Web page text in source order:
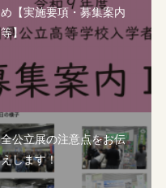
め【実施要項・募集案内
等】
全公立展の注意点をお伝
えします！